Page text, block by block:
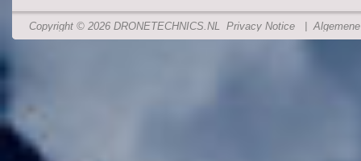
Copyright © 2026 DRONETECHNICS.NL Privacy Notice |